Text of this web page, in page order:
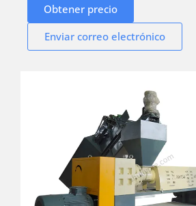
Obtener precio
Enviar correo electrónico